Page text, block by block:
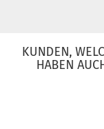
KUNDEN,
HABEN